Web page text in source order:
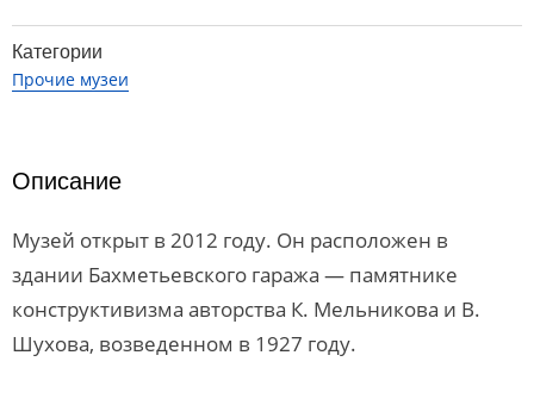
Категории
Прочие музеи
Описание
Музей открыт в 2012 году. Он расположен в
здании Бахметьевского гаража — памятнике
конструктивизма авторства К. Мельникова и В.
Шухова, возведенном в 1927 году.